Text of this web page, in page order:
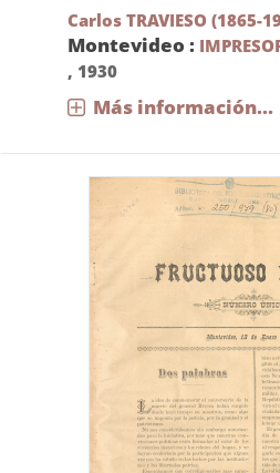
Carlos TRAVIESO (1865-
Montevideo :
, 1930
Más información...